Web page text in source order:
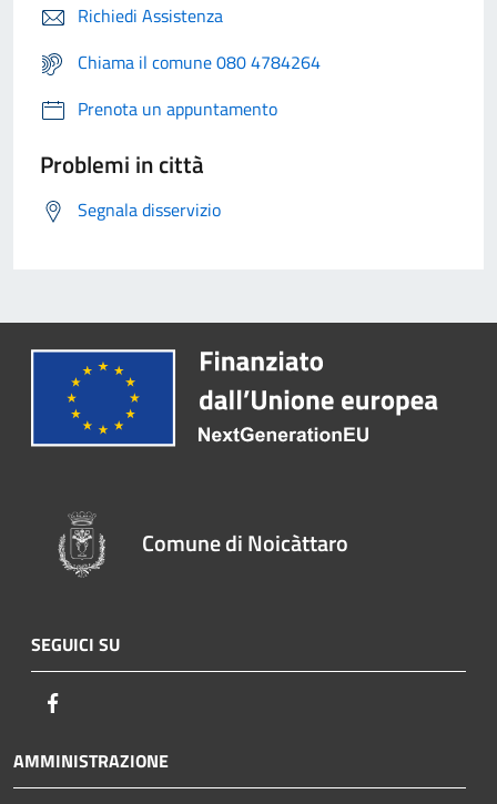
Richiedi Assistenza
Chiama il comune 080 4784264
Prenota un appuntamento
Problemi in città
Segnala disservizio
Comune di Noicàttaro
SEGUICI SU
AMMINISTRAZIONE